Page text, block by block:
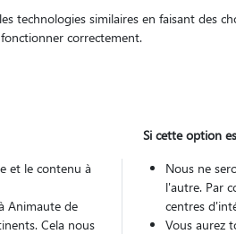
Garde
technologies similaires en faisant des
correctement.
et le contenu à
Animaute de
Cela nous
Si cette option
Nous ne
l'autre. Par
centres
Vous aurez